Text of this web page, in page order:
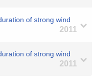
of strong wind
2011
of strong wind
2011